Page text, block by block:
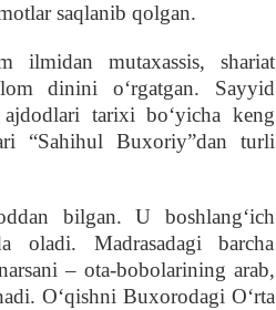
saqlanib qolgan.
ilmidan mutaxassis, shariat
dinini oʻrgatgan. Sayyid
tarixi boʻyicha keng
“Sahihul Buxoriy”dan turli
bilgan. U boshlangʻich
oladi. Madrasadagi barcha
– ota-bobolarining arab,
Oʻqishni Buxorodagi Oʻrta